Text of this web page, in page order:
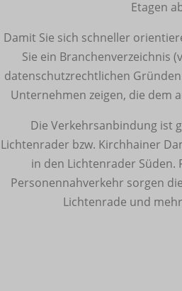
Etagen
Damit Sie sich schneller
Sie ein Branchenverzeichnis
datenschutzrechtlichen
Unternehmen zeigen, die dem
Die Verkehrsanbindung ist
Lichtenrader bzw. Kirchhainer
in den Lichtenrader Süden.
Personennahverkehr sorgen
Lichtenrade und